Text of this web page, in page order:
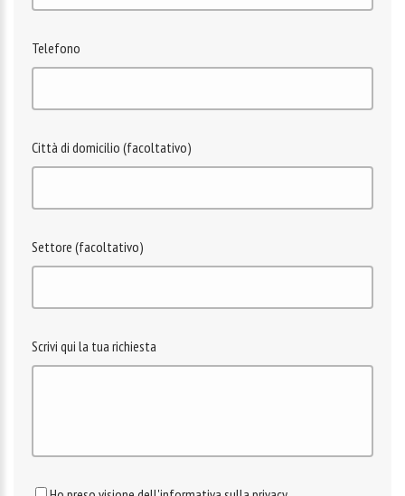
Telefono
Città di domicilio (facoltativo)
Settore (facoltativo)
Scrivi qui la tua richiesta